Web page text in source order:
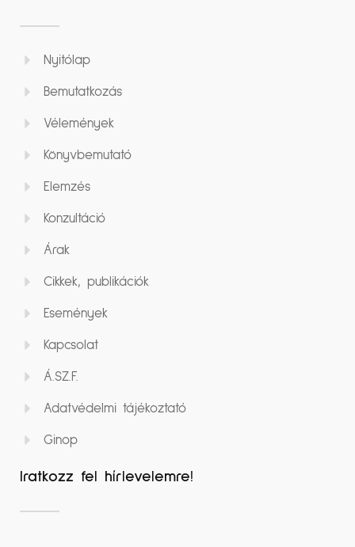
Nyitólap
Bemutatkozás
Vélemények
Könyvbemutató
Elemzés
Konzultáció
Árak
Cikkek, publikációk
Események
Kapcsolat
Á.SZ.F.
Adatvédelmi tájékoztató
Ginop
Iratkozz fel hírlevelemre!